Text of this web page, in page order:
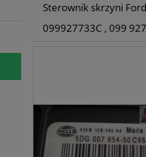
Sterownik skrzyni
099927733C , 099